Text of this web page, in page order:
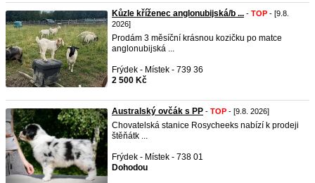
Kůzle kříženec anglonubijská/b ... - TOP - [9.8.
2026]
Prodám 3 měsíční krásnou kozičku po matce
anglonubijská ...
Frýdek - Místek - 739 36
2 500 Kč
Australský ovčák s PP - TOP - [9.8. 2026]
Chovatelská stanice Rosycheeks nabízí k prodeji
štěňátk ...
Frýdek - Místek - 738 01
Dohodou